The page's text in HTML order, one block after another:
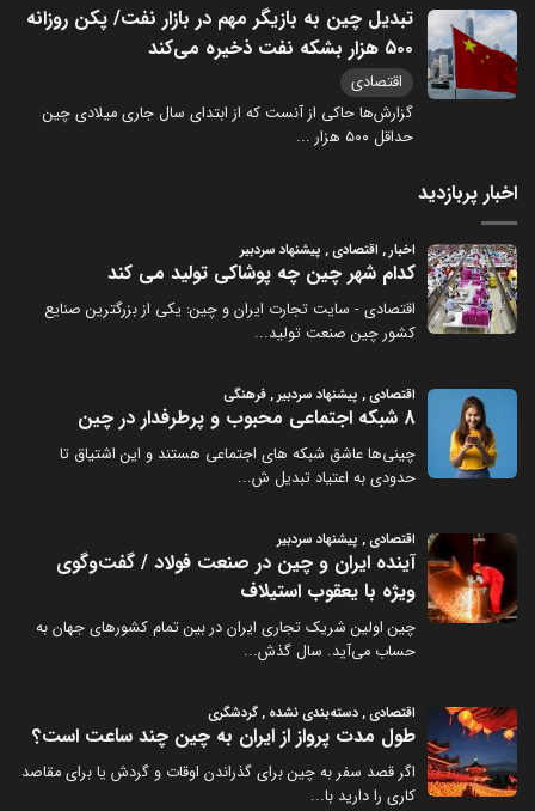
تبدیل چین به بازیگر مهم در بازار نفت/ پکن روزانه
۵۰۰ هزار بشکه نفت ذخیره می‌کند
اقتصادی
گزارش‌ها حاکی از آنست که از ابتدای سال جاری میلادی چین
حداقل ۵۰۰ هزار
...
اخبار پربازدید